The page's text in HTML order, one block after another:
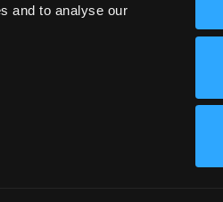
and to analyse our